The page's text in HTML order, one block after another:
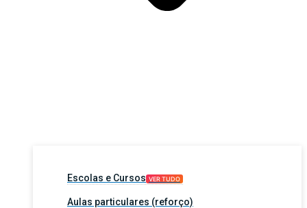
Escolas e Cursos VER TUDO
Aulas particulares (reforço)